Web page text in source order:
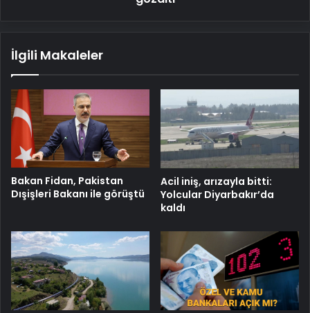
İlgili Makaleler
Bakan Fidan, Pakistan
Dışişleri Bakanı ile görüştü
Acil iniş, arızayla bitti:
Yolcular Diyarbakır’da
kaldı